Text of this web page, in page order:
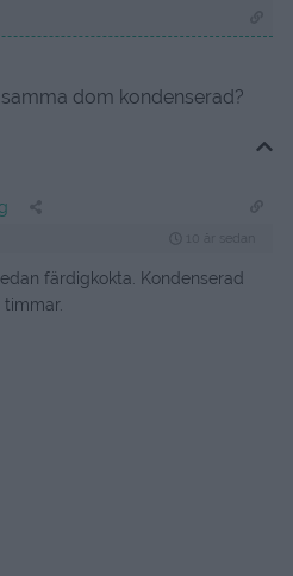
dom kondenserad?
färdigkokta. Kondenserad